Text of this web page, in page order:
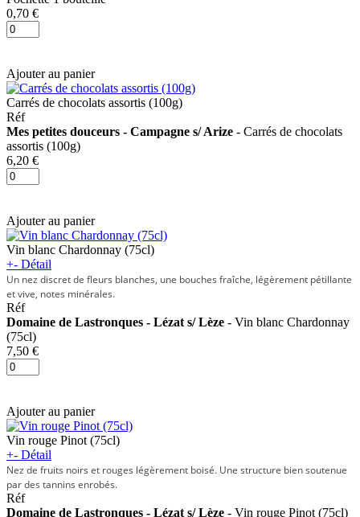
0,70 €
Ajouter au panier
Carrés de chocolats assortis (100g)
Réf
Mes petites douceurs - Campagne s/ Arize - Carrés de chocolats
assortis (100g)
6,20 €
Ajouter au panier
Vin blanc Chardonnay (75cl)
+- Détail
Un nez discret de fleurs blanches, une bouches fraîche, légèrement pétillante
et vive, notes minérales.
Réf
Domaine de Lastronques - Lézat s/ Lèze - Vin blanc Chardonnay
(75cl)
7,50 €
Ajouter au panier
Vin rouge Pinot (75cl)
+- Détail
Nez de fruits noirs et rouges légèrement boisé. Une structure bien soutenue
par des tannins enrobés.
Réf
Domaine de Lastronques - Lézat s/ Lèze - Vin rouge Pinot (75cl)